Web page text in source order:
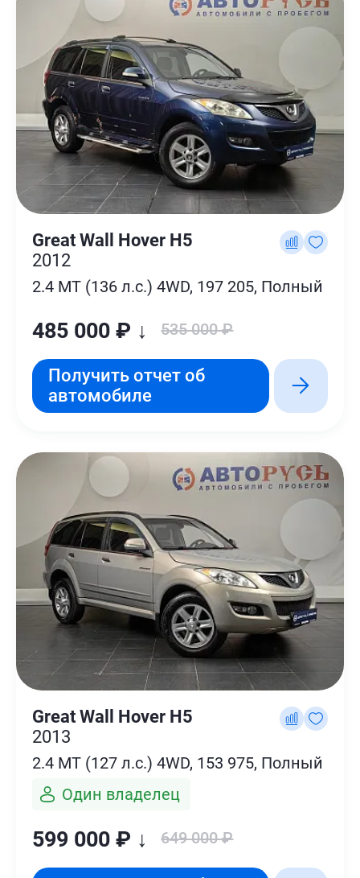
Great Wall Hover H5
2012
2.4 MT (136 л.с.) 4WD, 197 205, Полный
485 000 ₽ ↓ 535 000 ₽
Получить отчет об
автомобиле
Great Wall Hover H5
2013
2.4 MT (127 л.с.) 4WD, 153 975, Полный
Один владелец
599 000 ₽ ↓ 649 000 ₽